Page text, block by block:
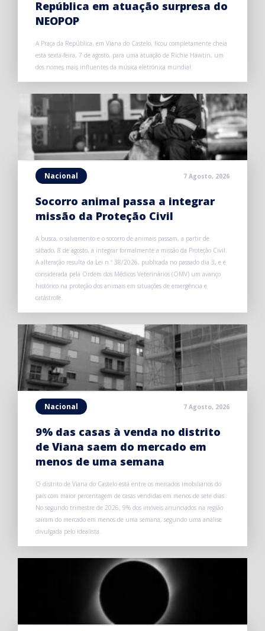
República em atuação surpresa do
NEOPOP
A Praça da República, em Viana do Castelo, ficou completamente cheia
esta sexta-feira, 7 de agosto, para uma atuação de Richie Hawtin, um
dos nomes mais influentes da música eletrónica mundial.
Nacional 7 Agosto, 2026
Socorro animal passa a integrar
missão da Proteção Civil
A busca, o salvamento e o socorro de animais passam, a partir de
sábado, 8 de agosto, a integrar formalmente a missão da Proteção Civil.
A alteração resulta da Lei n.º 38/2026, publicada no passado dia 3, e é
considerada pela Ordem dos Médicos Veterinários (OMV) um avanço
histórico na proteção dos animais em situações de emergência e
catástrofe.
Nacional 7 Agosto, 2026
9% das casas à venda no distrito
de Viana saem do mercado em
menos de uma semana
O distrito de Viana do Castelo está entre os mercados imobiliários do
país com maior percentagem de casas vendidas em menos de sete dias.
No segundo trimestre de 2026, 9% dos imóveis anunciados na região
saíram do mercado em menos de uma semana, segundo uma análise
divulgada pelo idealista.